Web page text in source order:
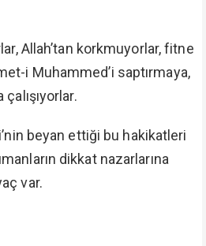
Allah’tan korkmuyorlar, fitne
i Muhammed’i saptırmaya,
çalışıyorlar.
beyan ettiği bu hakikatleri
dikkat nazarlarına
var.